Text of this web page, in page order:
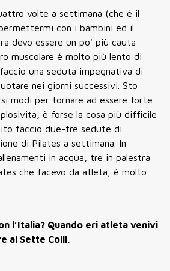
volte a settimana (che è il
con i bambini ed il
devo essere un po' più cauta
muscolare è molto più lento di
una seduta impegnativa di
nei giorni successivi. Sto
modi per tornare ad essere forte
è forse la cosa più difficile
faccio due-tre sedute di
di Pilates a settimana. In
in acqua, tre in palestra
che facevo da atleta, è molto
l’Italia? Quando eri atleta venivi
al Sette Colli.